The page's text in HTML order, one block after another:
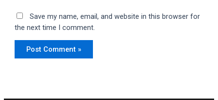
Save my name, email, and website in this browser for
the next time I comment.